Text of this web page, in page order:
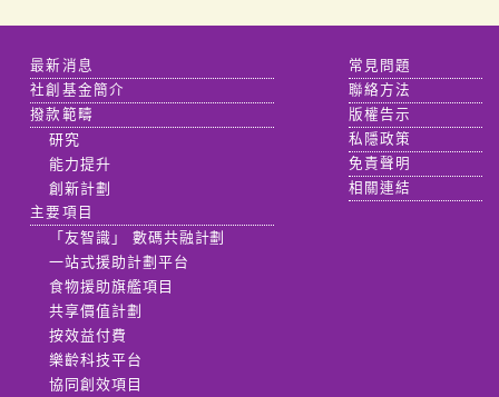
最新消息
社創基金簡介
撥款範疇
研究
能力提升
創新計劃
主要項目
「友智識」 數碼共融計劃
一站式援助計劃平台
食物援助旗艦項目
共享價值計劃
按效益付費
樂齡科技平台
協同創效項目
常見問題
聯絡方法
版權告示
私隱政策
免責聲明
相關連結